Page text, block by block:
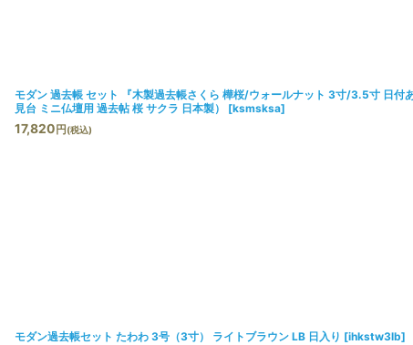
モダン 過去帳 セット 『木製過去帳さくら 樺桜/ウォールナット 3寸/3.5寸 日付
見台 ミニ仏壇用 過去帖 桜 サクラ 日本製）
[ksmsksa]
17,820 円 (税込)
モダン過去帳セット たわわ 3号（3寸） ライトブラウン LB 日入り [ihkstw3lb]